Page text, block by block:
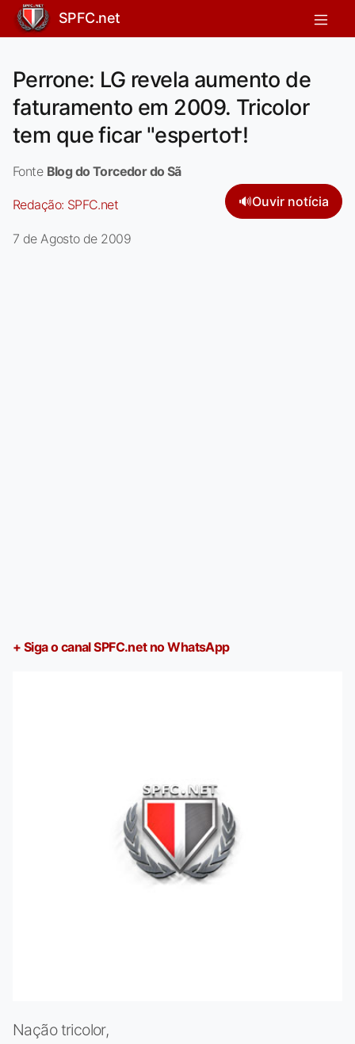
SPFC.net
Perrone: LG revela aumento de
faturamento em 2009. Tricolor
tem que ficar "esperto†!
Fonte Blog do Torcedor do Sã
Redação: SPFC.net 🔊Ouvir notícia
7 de Agosto de 2009
+ Siga o canal SPFC.net no WhatsApp
Nação tricolor,